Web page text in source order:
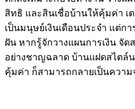
สิทธิ และสินเชื่อบ้านให้คุ้มค่า เ
เป็นมนุษย์เงินเดือนประจำ แต่ก
ฝัน หากรู้จักวางแผนการเงิน จั
อย่างชาญฉลาด บ้านแฝดสไตล์
คุ้มค่า ก็สามารถกลายเป็นความ